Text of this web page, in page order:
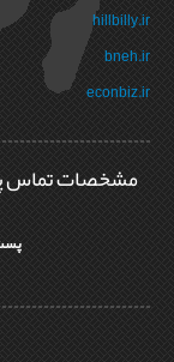
hillbilly.ir
bneh.ir
econbiz.ir
مشخصات تماس